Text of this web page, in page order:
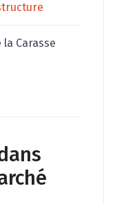
la Carasse